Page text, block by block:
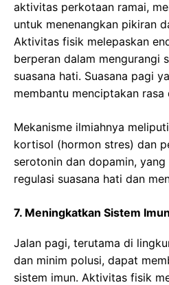
aktivitas perkotaan ramai,
untuk menenangkan pikiran
Aktivitas fisik melepaskan
berperan dalam mengurangi
suasana hati. Suasana pagi
membantu menciptakan rasa
Mekanisme ilmiahnya
kortisol (hormon stres) dan
serotonin dan dopamin,
regulasi suasana hati dan
7. Meningkatkan Sistem Imun
Jalan pagi, terutama di
dan minim polusi, dapat
sistem imun. Aktivitas fisik